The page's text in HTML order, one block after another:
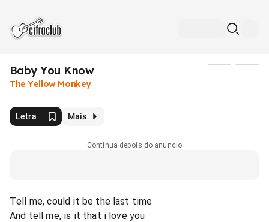
Baby You Know
The Yellow Monkey
Letra Mais
Continua depois do anúncio
Tell me, could it be the last time
And tell me, is it that i love you